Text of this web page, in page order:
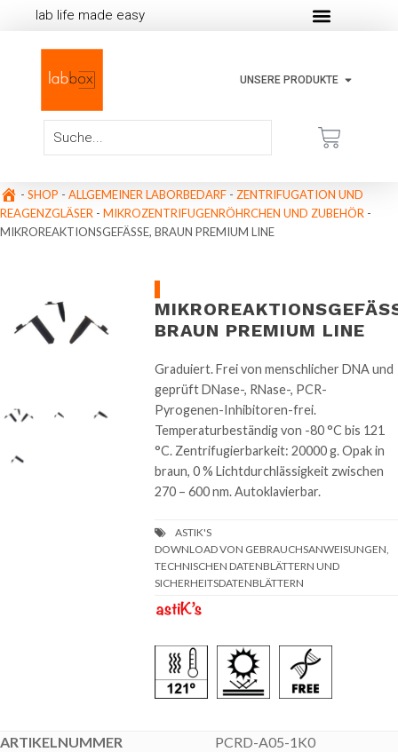
lab life made easy
UNSERE PRODUKTE
- SHOP - ALLGEMEINER LABORBEDARF - ZENTRIFUGATION UND
REAGENZGLÄSER - MIKROZENTRIFUGENRÖHRCHEN UND ZUBEHÖR -
MIKROREAKTIONSGEFÄSSE, BRAUN PREMIUM LINE
RAUN PREMIUM LINE
Graduiert. Frei von menschlicher DNA und
geprüft DNase-, RNase-, PCR-
Pyrogenen-Inhibitoren-frei.
Temperaturbeständig von -80 °C bis 121
°C. Zentrifugierbarkeit: 20000 g. Opak in
braun, 0 % Lichtdurchlässigkeit zwischen
270 – 600 nm. Autoklavierbar.
DOWNLOAD VON GEBRAUCHSANWEISUNGEN,
TECHNISCHEN DATENBLÄTTERN UND
SICHERHEITSDATENBLÄTTERN
PCRD-A05-1K0